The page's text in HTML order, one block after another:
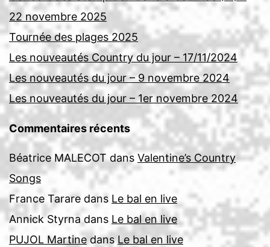
22 novembre 2025
Tournée des plages 2025
Les nouveautés Country du jour – 17/11/2024
Les nouveautés du jour – 9 novembre 2024
Les nouveautés du jour – 1er novembre 2024
Commentaires récents
Béatrice MALECOTdans Valentine’s Country
Songs
France Tarare dans Le bal en live
Annick Styrnadans Le bal en live
PUJOL Martine dansLe bal en live